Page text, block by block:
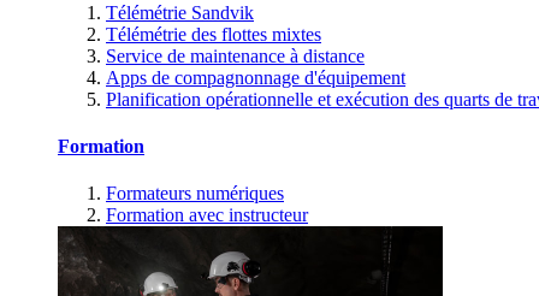
Télémétrie Sandvik
Télémétrie des flottes mixtes
Service de maintenance à distance
Apps de compagnonnage d'équipement
Planification opérationnelle et exécution des quarts de
Formation
Formateurs numériques
Formation avec instructeur